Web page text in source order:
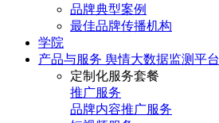
品牌典型案例
最佳品牌传播机构
学院
产品与服务 舆情大数据监测平台
定制化服务套餐
推广服务
品牌内容推广服务